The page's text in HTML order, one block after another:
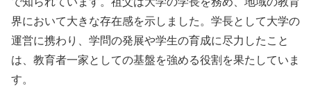
界において大きな存在感を示しました。学長として大学の
運営に携わり、学問の発展や学生の育成に尽力したこと
は、教育者一家としての基盤を強める役割を果たしていま
す。